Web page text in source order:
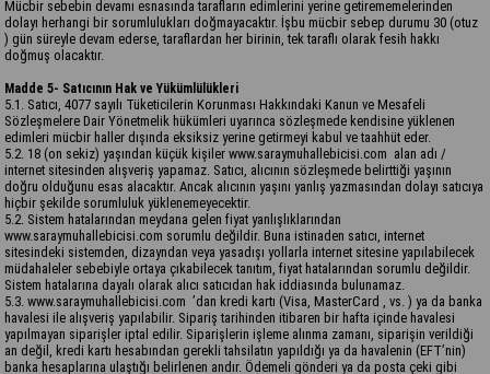
Mücbir sebebin devamı esnasında tarafların edimlerini yerine getirememelerinden
dolayı herhangi bir sorumlulukları doğmayacaktır. İşbu mücbir sebep durumu 30 (otuz
) gün süreyle devam ederse, taraflardan her birinin, tek taraflı olarak fesih hakkı
doğmuş olacaktır.
Madde 5- Satıcının Hak ve Yükümlülükleri
5.1. Satıcı, 4077 sayılı Tüketicilerin Korunması Hakkındaki Kanun ve Mesafeli
Sözleşmelere Dair Yönetmelik hükümleri uyarınca sözleşmede kendisine yüklenen
edimleri mücbir haller dışında eksiksiz yerine getirmeyi kabul ve taahhüt eder.
5.2. 18 (on sekiz) yaşından küçük kişiler www.saraymuhallebicisi.com alan adı /
internet sitesinden alışveriş yapamaz. Satıcı, alıcının sözleşmede belirttiği yaşının
doğru olduğunu esas alacaktır. Ancak alıcının yaşını yanlış yazmasından dolayı satıcıya
hiçbir şekilde sorumluluk yüklenemeyecektir.
5.2. Sistem hatalarından meydana gelen fiyat yanlışlıklarından
www.saraymuhallebicisi.com sorumlu değildir. Buna istinaden satıcı, internet
sitesindeki sistemden, dizayndan veya yasadışı yollarla internet sitesine yapılabilecek
müdahaleler sebebiyle ortaya çıkabilecek tanıtım, fiyat hatalarından sorumlu değildir.
Sistem hatalarına dayalı olarak alıcı satıcıdan hak iddiasında bulunamaz.
5.3. www.saraymuhallebicisi.com ’dan kredi kartı (Visa, MasterCard , vs. ) ya da banka
havalesi ile alışveriş yapılabilir. Sipariş tarihinden itibaren bir hafta içinde havalesi
yapılmayan siparişler iptal edilir. Siparişlerin işleme alınma zamanı, siparişin verildiği
an değil, kredi kartı hesabından gerekli tahsilatın yapıldığı ya da havalenin (EFT’nin)
banka hesaplarına ulaştığı belirlenen andır. Ödemeli gönderi ya da posta çeki gibi